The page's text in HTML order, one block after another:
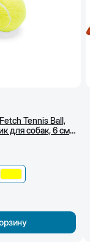
Tennis Ball,
для собак, 6 см,